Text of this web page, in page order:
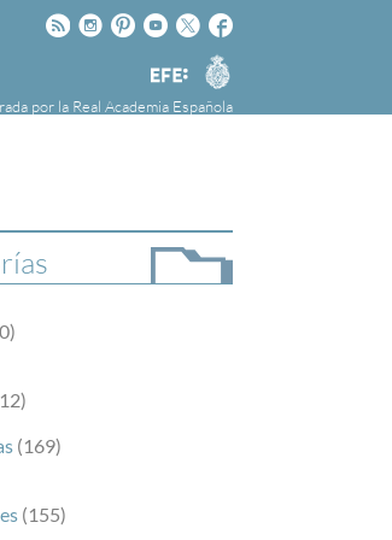
Facebook
Twitter
Youtube
Pinteres
Instagram
Rss
Agencia
EFE
por la Real Academia Española
Real Academia Española,
con el buen uso del
de comunicación y en
(169)
(155)